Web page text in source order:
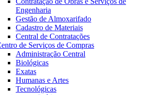
Engenharia
Gestão de Almoxarifado
Cadastro de Materiais
Central de Contratações
de Serviços de Compras
Administração Central
Biológicas
Exatas
Humanas e Artes
Tecnológicas